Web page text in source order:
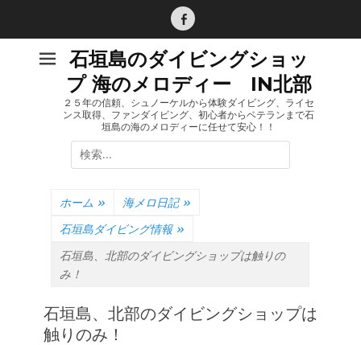
Facebook
石垣島のダイビングショッ
プ 海のメロディー IN北部
２５年の信頼、シュノーケルから体験ダイビング、ライセ
ンス取得、ファンダイビング、初心者からベテランまで石
垣島の海のメロディーに任せて安心！！
検
索:
ホーム » 海メロ日記 »
石垣島ダイビング情報 »
石垣島、北部のダイビングショップは触りの
み！
石垣島、北部のダイビングショップは
触りのみ！